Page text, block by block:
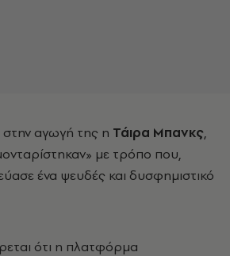
αγωγή της η Τάιρα Μπανκς,
με τρόπο που,
ένα ψευδές και δυσφημιστικό
ότι η πλατφόρμα